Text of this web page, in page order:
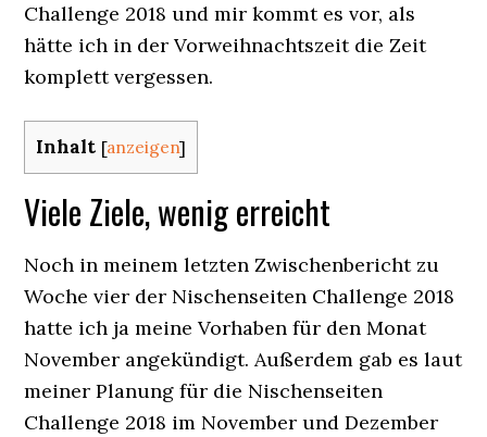
Challenge 2018 und mir kommt es vor, als
hätte ich in der Vorweihnachtszeit die Zeit
komplett vergessen.
Inhalt [anzeigen]
Viele Ziele, wenig erreicht
Noch in meinem letzten Zwischenbericht zu
Woche vier der Nischenseiten Challenge 2018
hatte ich ja meine Vorhaben für den Monat
November angekündigt. Außerdem gab es laut
meiner Planung für die Nischenseiten
Challenge 2018 im November und Dezember